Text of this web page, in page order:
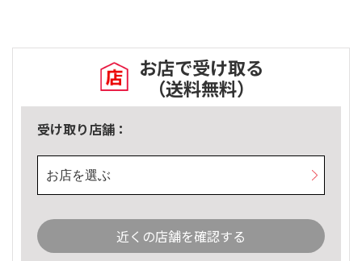
お店で受け取る
（送料無料）
受け取り店舗：
お店を選ぶ
近くの店舗を確認する